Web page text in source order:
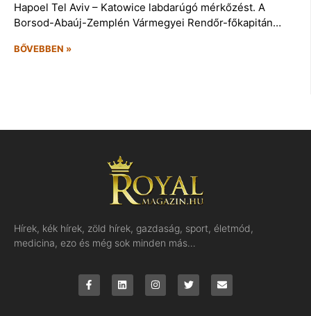
Hapoel Tel Aviv – Katowice labdarúgó mérkőzést. A
Borsod-Abaúj-Zemplén Vármegyei Rendőr-főkapitán…
BŐVEBBEN »
Hírek, kék hírek, zöld hírek, gazdaság, sport, életmód,
medicina, ezo és még sok minden más…